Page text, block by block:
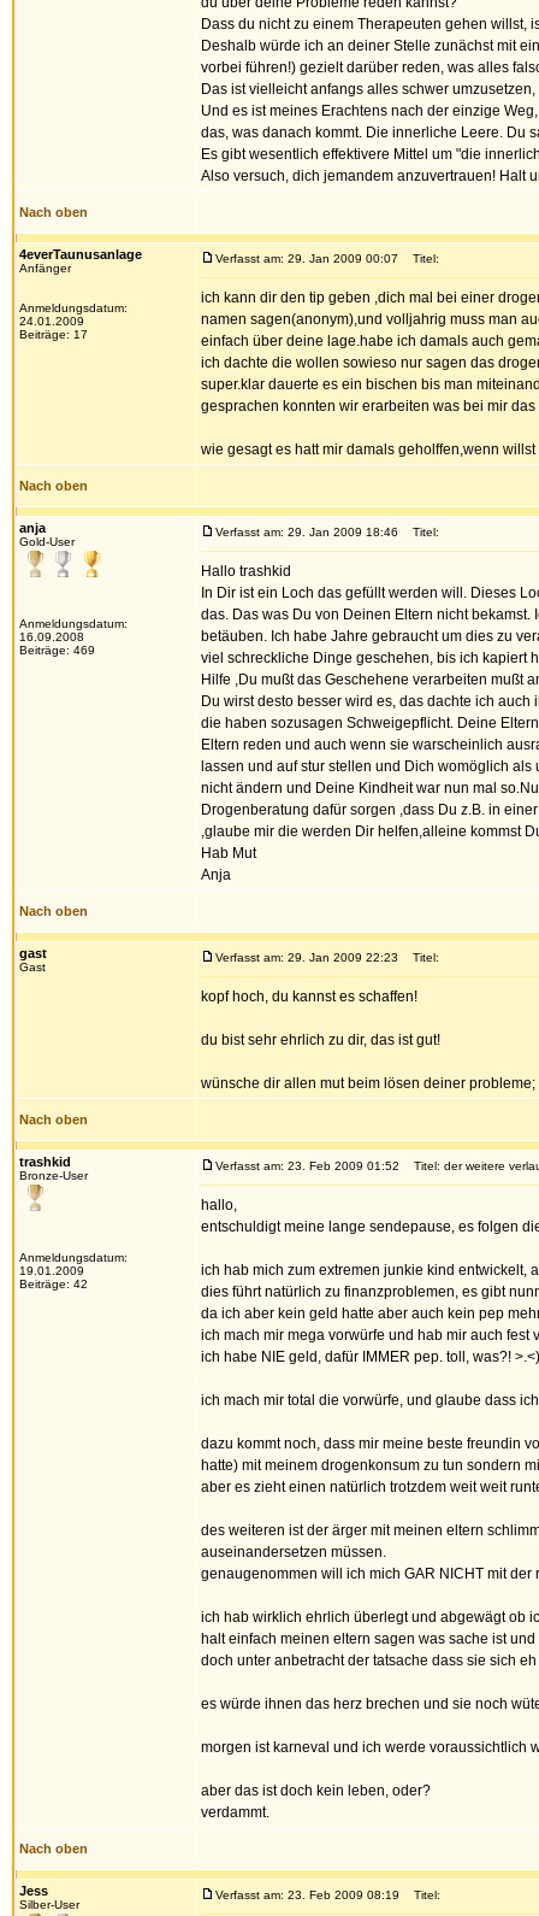
Dass du nicht zu einem Therapeuten gehen willst,
Deshalb würde ich an deiner Stelle zunächst mit
vorbei führen!) gezielt darüber reden, was alles
Das ist vielleicht anfangs alles schwer
Und es ist meines Erachtens nach der einzige
das, was danach kommt. Die innerliche Leere. Du
Es gibt wesentlich effektivere Mittel um "die
Also versuch, dich jemandem anzuvertrauen! Halt
Nach oben
4everTaunusanlage
Anfänger
Anmeldungsdatum:
24.01.2009
Beiträge: 17
Verfasst am: 29. Jan 2009 00:07 Titel:
ich kann dir den tip geben ,dich mal bei einer
namen sagen(anonym),und volljahrig muss man
einfach über deine lage.habe ich damals auch
ich dachte die wollen sowieso nur sagen das
super.klar dauerte es ein bischen bis man
gesprachen konnten wir erarbeiten was bei mir
wie gesagt es hatt mir damals geholffen,wenn
Nach oben
anja
Gold-User
Anmeldungsdatum:
16.09.2008
Beiträge: 469
Verfasst am: 29. Jan 2009 18:46 Titel:
Hallo trashkid
In Dir ist ein Loch das gefüllt werden will. Dieses
das. Das was Du von Deinen Eltern nicht
betäuben. Ich habe Jahre gebraucht um dies zu
viel schreckliche Dinge geschehen, bis ich kapiert
Hilfe ,Du mußt das Geschehene verarbeiten mußt
Du wirst desto besser wird es, das dachte ich
die haben sozusagen Schweigepflicht. Deine
Eltern reden und auch wenn sie warscheinlich
lassen und auf stur stellen und Dich womöglich
nicht ändern und Deine Kindheit war nun mal
Drogenberatung dafür sorgen ,dass Du z.B. in
,glaube mir die werden Dir helfen,alleine kommst
Hab Mut
Anja
Nach oben
gast
Gast
Verfasst am: 29. Jan 2009 22:23 Titel:
kopf hoch, du kannst es schaffen!
du bist sehr ehrlich zu dir, das ist gut!
wünsche dir allen mut beim lösen deiner
Nach oben
trashkid
Bronze-User
Anmeldungsdatum:
19.01.2009
Beiträge: 42
Verfasst am: 23. Feb 2009 01:52 Titel: der weitere
hallo,
entschuldigt meine lange sendepause, es folgen
ich hab mich zum extremen junkie kind entwickelt,
dies führt natürlich zu finanzproblemen, es gibt
da ich aber kein geld hatte aber auch kein pep
ich mach mir mega vorwürfe und hab mir auch
ich habe NIE geld, dafür IMMER pep. toll, was?! >.<)
ich mach mir total die vorwürfe, und glaube dass
dazu kommt noch, dass mir meine beste freundin
hatte) mit meinem drogenkonsum zu tun sondern
aber es zieht einen natürlich trotzdem weit weit
des weiteren ist der ärger mit meinen eltern
auseinandersetzen müssen.
genaugenommen will ich mich GAR NICHT mit der
ich hab wirklich ehrlich überlegt und abgewägt ob
halt einfach meinen eltern sagen was sache ist
doch unter anbetracht der tatsache dass sie sich
es würde ihnen das herz brechen und sie noch
morgen ist karneval und ich werde voraussichtlich
aber das ist doch kein leben, oder?
verdammt.
Nach oben
Jess
Silber-User
Verfasst am: 23. Feb 2009 08:19 Titel: